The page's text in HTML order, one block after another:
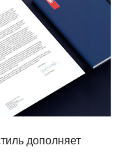
дополняет